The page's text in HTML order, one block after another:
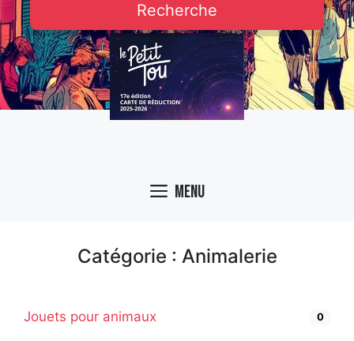
Recherche
Menu
Catégorie : Animalerie
Jouets pour animaux 0